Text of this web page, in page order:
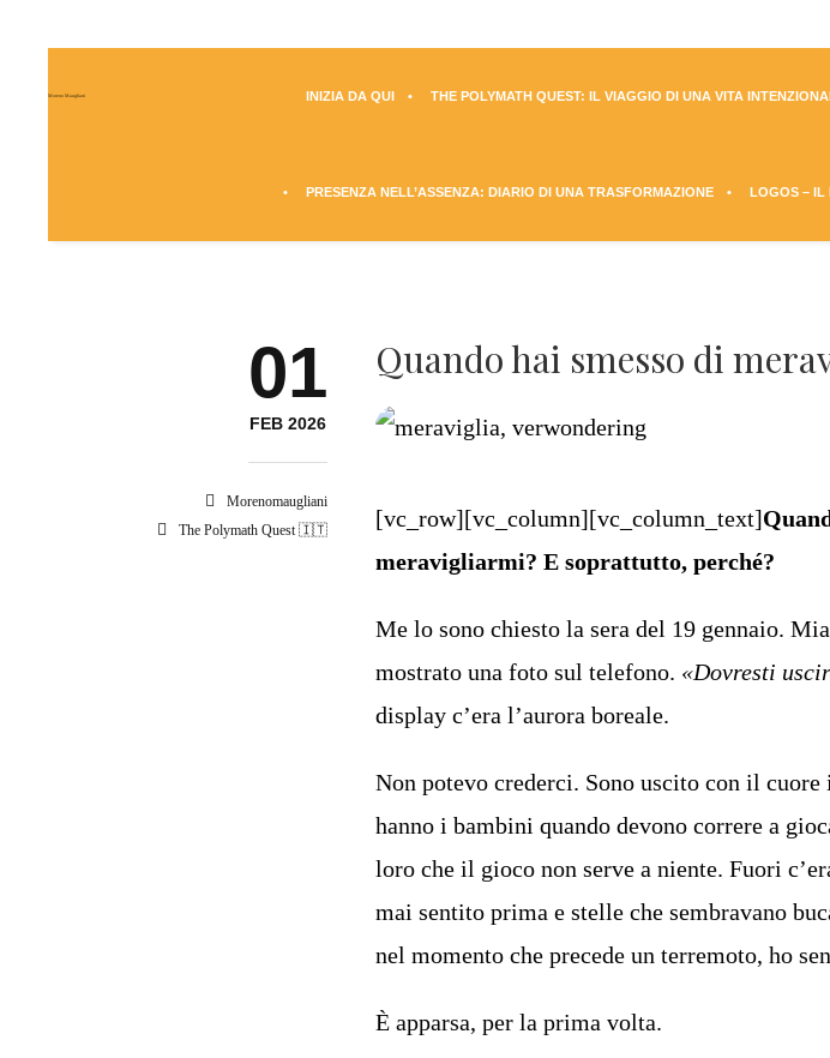
Moreno Maugliani INIZIA DA QUI THE POLYMATH QUEST: IL VIAGGIO DI UNA VITA
PRESENZA NELL’ASSENZA: DIARIO DI UNA TRASFORMAZIONE LOGOS – IL
01
FEB 2026
Morenomaugliani
The Polymath Quest 🇮🇹
Quando hai smesso di
[vc_row][vc_column][vc_column_text]
meravigliarmi? E soprattutto, perché?
Me lo sono chiesto la sera del 19 gennaio.
mostrato una foto sul telefono. «Dovresti
display c’era l’aurora boreale.
Non potevo crederci. Sono uscito con il
hanno i bambini quando devono correre a
loro che il gioco non serve a niente. Fuori
mai sentito prima e stelle che sembravano
nel momento che precede un terremoto, ho
È apparsa, per la prima volta.